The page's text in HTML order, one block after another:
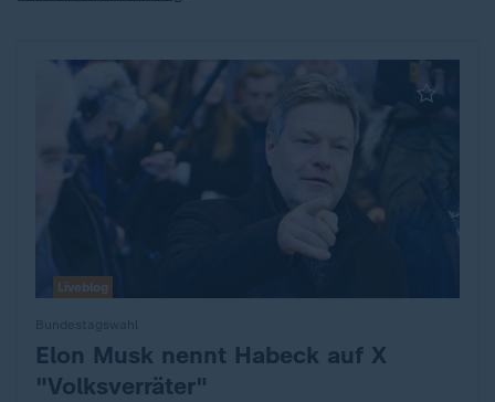
:Elon Musk nennt Habeck auf X
"Volksverräter"
Liveblog